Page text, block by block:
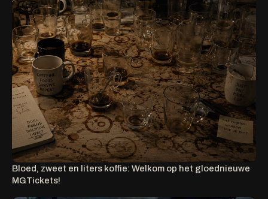
Bloed, zweet en liters koffie: Welkom op het gloednieuwe
MGTickets!